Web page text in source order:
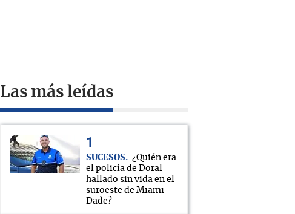
Las más leídas
SUCESOS
¿Quién era
el policía de Doral
hallado sin vida en el
suroeste de Miami-
Dade?